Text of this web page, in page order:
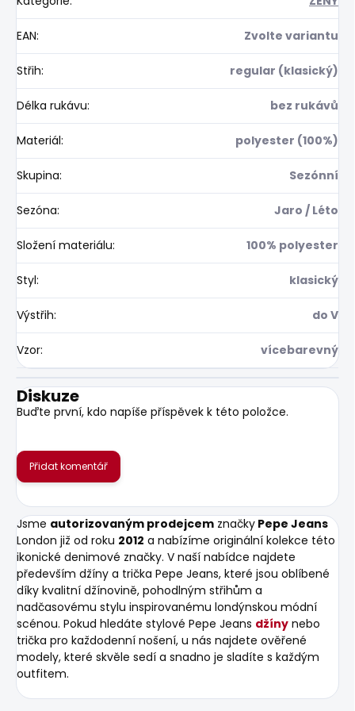
EAN: Zvolte variantu
Střih: regular (klasický)
Délka rukávu: bez rukávů
Materiál: polyester (100%)
Skupina: Sezónní
Sezóna: Jaro / Léto
Složení materiálu: 100% polyester
Styl: klasický
Výstřih: do V
Vzor: vícebarevný
Diskuze
Buďte první, kdo napíše příspěvek k této položce.
Přidat komentář
Jsme autorizovaným prodejcem značky Pepe Jeans
London již od roku 2012 a nabízíme originální kolekce této
ikonické denimové značky. V naší nabídce najdete
především džíny a trička Pepe Jeans, které jsou oblíbené
díky kvalitní džínovině, pohodlným střihům a
nadčasovému stylu inspirovanému londýnskou módní
scénou. Pokud hledáte stylové Pepe Jeans džíny nebo
trička pro každodenní nošení, u nás najdete ověřené
modely, které skvěle sedí a snadno je sladíte s každým
outfitem.